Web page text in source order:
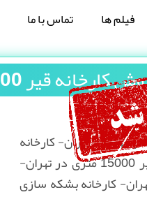
فیلم ها تماس با ما
قیر 15000 متری در تهران
کهریزک تهران- کارخانه
بشکه سازی در تهران- کارخانه قیر 15000 متری در تهران-
متری در تهران- کارخانه بشکه سازی